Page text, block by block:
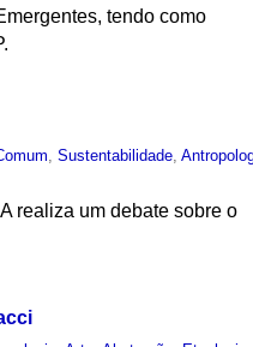
tendo como
,Sustentabilidade ,
realiza um debate sobre o